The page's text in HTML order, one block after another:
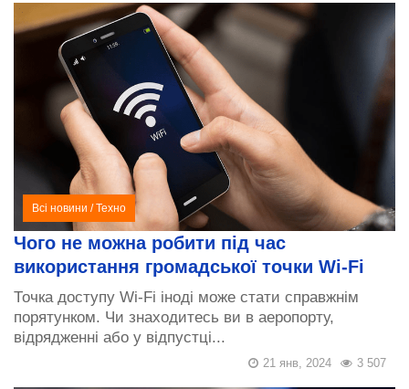
Всі новини /Техно
Чого не можна робити під час
використання громадської точки Wi-Fi
Точка доступу Wi-Fi іноді може стати справжнім
порятунком. Чи знаходитесь ви в аеропорту,
відрядженні або у відпустці...
3 507
21 янв, 2024